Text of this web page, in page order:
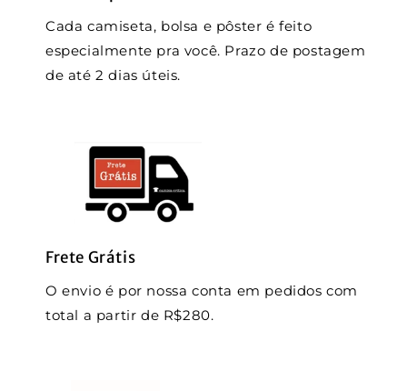
Cada camiseta, bolsa e pôster é feito
especialmente pra você. Prazo de postagem
de até 2 dias úteis.
Frete Grátis
O envio é por nossa conta em pedidos com
total a partir de R$280.